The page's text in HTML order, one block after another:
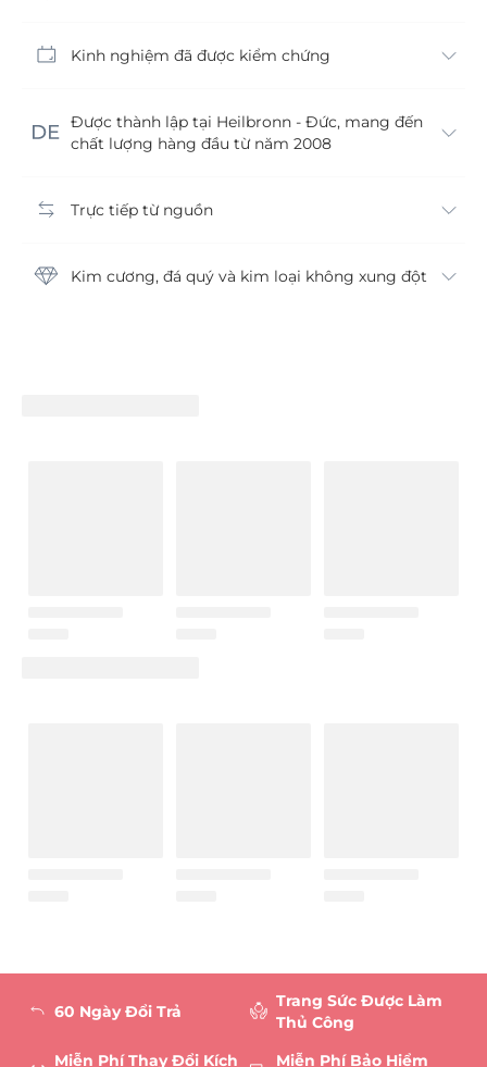
Kinh nghiệm đã được kiểm chứng
Được thành lập tại Heilbronn - Đức, mang đến
chất lượng hàng đầu từ năm 2008
Trực tiếp từ nguồn
Kim cương, đá quý và kim loại không xung đột
60 Ngày Đổi Trả
Miễn Phí Thay Đổi Kích
Trang Sức Được Làm
Thủ Công
Miễn Phí Bảo Hiểm